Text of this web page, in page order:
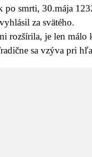
po smrti, 30.mája
vyhlásil za svätého.
rozšírila, je len málo
sa vzýva pri